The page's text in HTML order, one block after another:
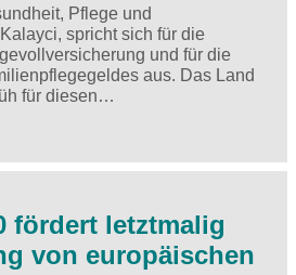
Pflege und
spricht sich für die
und für die
aus. Das Land
für diesen…
fördert letztmalig
von europäischen